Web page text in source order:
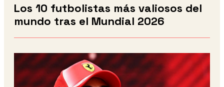
Los 10 futbolistas más valiosos del
mundo tras el Mundial 2026